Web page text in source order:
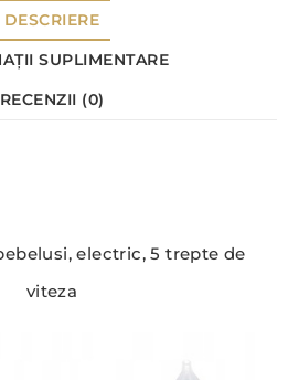
DESCRIERE
SUPLIMENTARE
RECENZII (0)
electric, 5 trepte de
viteza